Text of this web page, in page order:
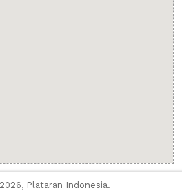
Plataran Indonesia.